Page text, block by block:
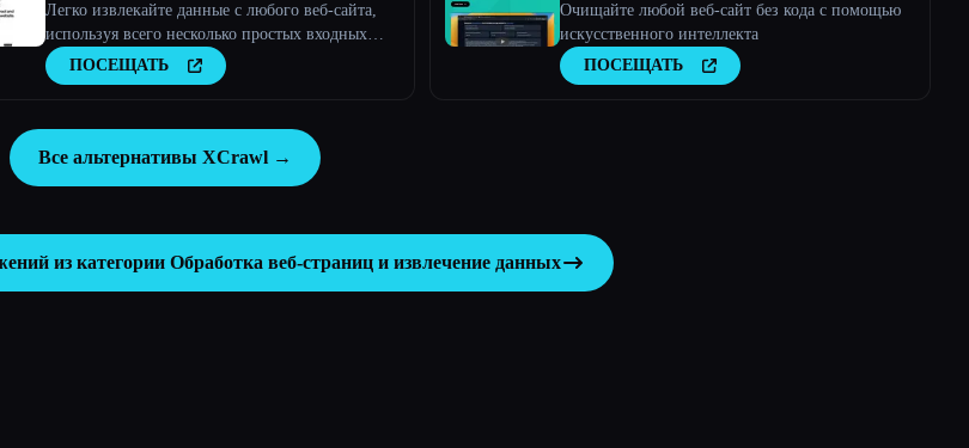
Легко извлекайте данные с любого веб-сайта,
используя всего несколько простых входных
данных.
ПОСЕЩАТЬ
Очищайте любой веб-сайт без кода с помощью
искусственного интеллекта
ПОСЕЩАТЬ
Все альтернативы XCrawl →
из категории Обработка веб-страниц и извлечение данных